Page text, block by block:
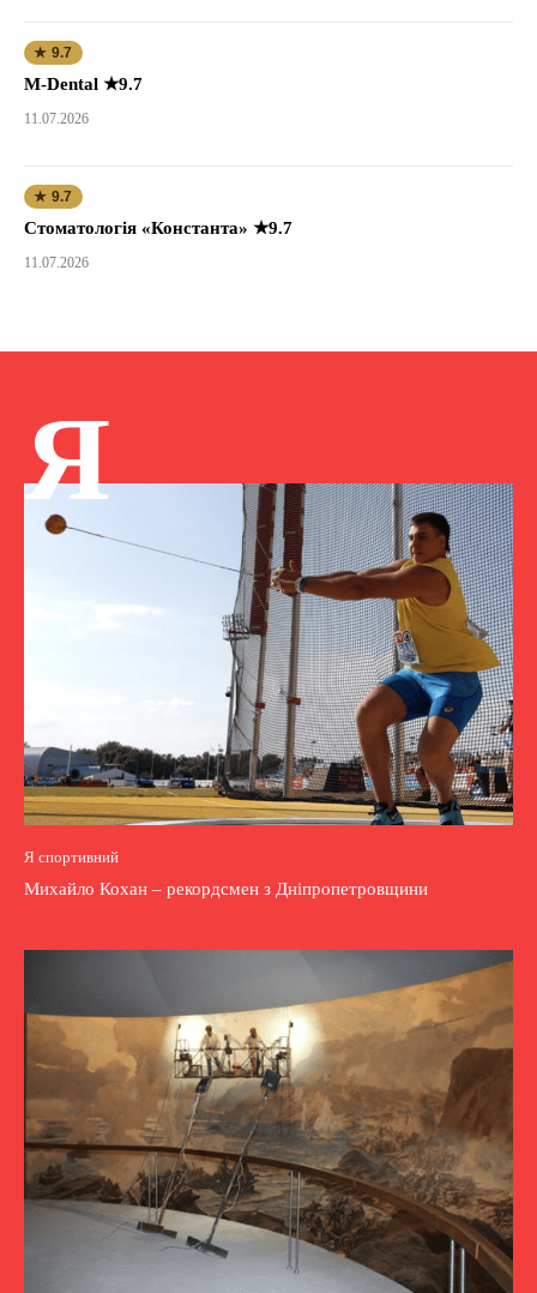
★ 9.7
M-Dental ★9.7
11.07.2026
★ 9.7
Стоматологія «Константа» ★9.7
11.07.2026
Я
Я спортивний
Михайло Кохан – рекордсмен з Дніпропетровщини